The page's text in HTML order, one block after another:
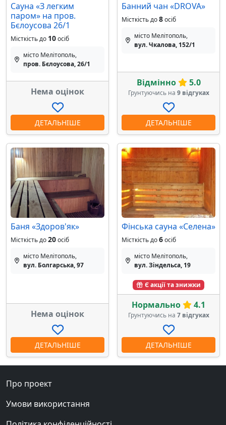
Сауна «З легким
паром» на пров.
Бєлоусова 26/1
Місткість до 10осіб
місто Мелітополь,
пров. Бєлоусова, 26/1
Нема оцінок
ДЕТАЛЬНІШЕ
Банний чан «DROVA»
Місткість до8осіб
місто Мелітополь,
вул. Чкалова, 152/1
Відмінно 5.0
Грунтуючись на 9 відгуках
ДЕТАЛЬНІШЕ
Баня «Здоров'як»
Місткість до20осіб
місто Мелітополь,
вул. Болгарська, 97
Нема оцінок
ДЕТАЛЬНІШЕ
Фінська сауна «Селена»
Місткість до6осіб
місто Мелітополь,
вул. Зіндельса, 19
Є акції та знижки
Нормально 4.1
Грунтуючись на 7 відгуках
ДЕТАЛЬНІШЕ
Про проект
Умови використання